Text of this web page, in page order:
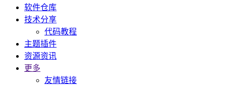
软件仓库
技术分享
代码教程
主题插件
资源资讯
更多
友情链接